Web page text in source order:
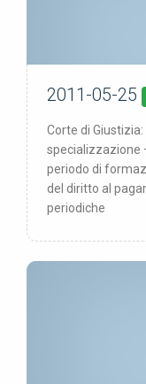
pubblicata:25/05/
2011-05-25
Corte di
specializzazione
periodo di
del diritto al
periodiche